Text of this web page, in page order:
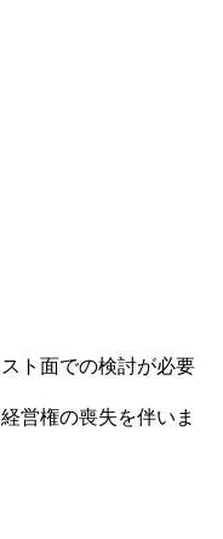
ト面での検討が必要
営権の喪失を伴いま